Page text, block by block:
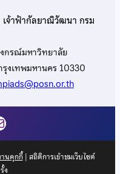
เจ้าฟ้ากัลยาณิวัฒนา กรม
กรณ์มหาวิทยาลัย
งเทพมหานคร 10330
านคุกกี้| สถิติการเข้าชมเว็บไซต์
ง